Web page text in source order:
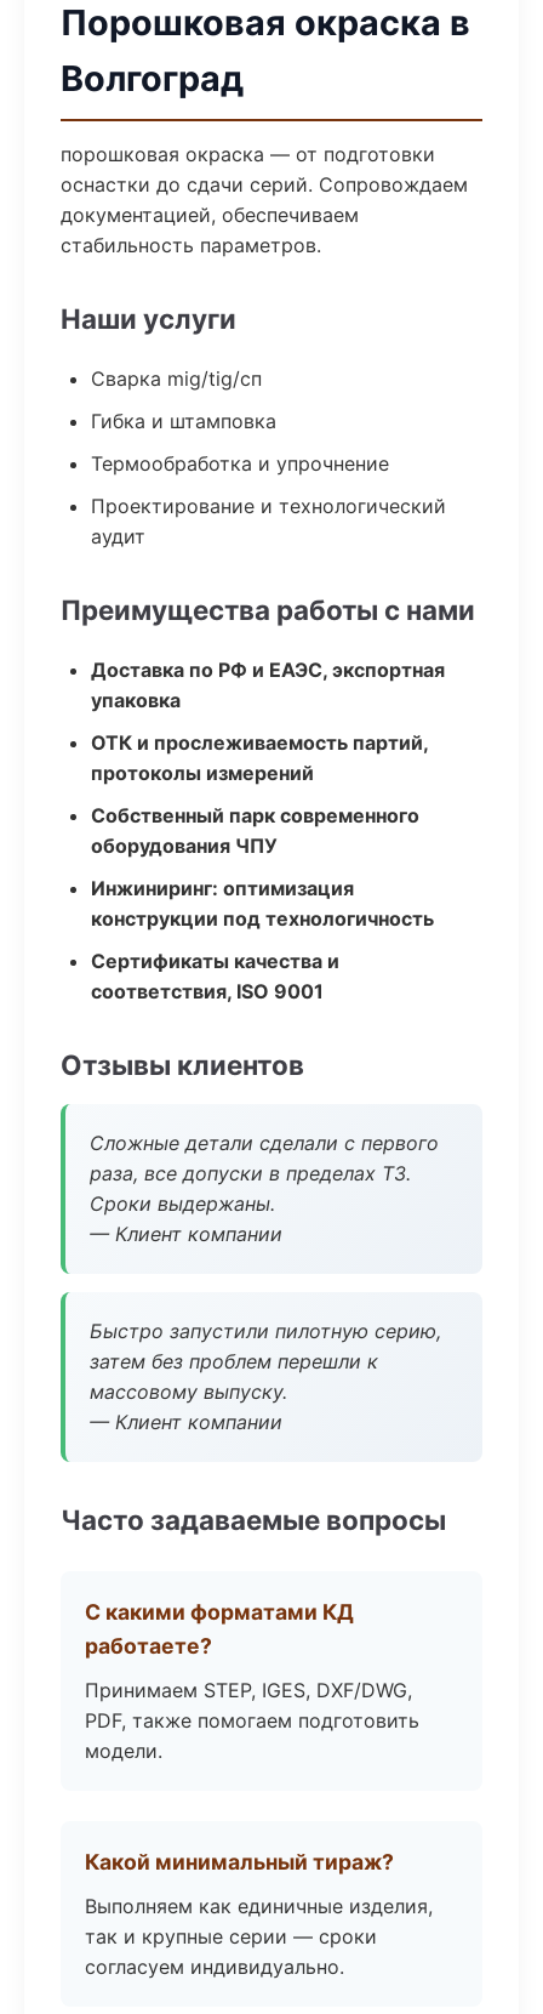
Порошковая окраска в
Волгоград
порошковая окраска — от подготовки
оснастки до сдачи серий. Сопровождаем
документацией, обеспечиваем
стабильность параметров.
Наши услуги
Сварка mig/tig/сп
Гибка и штамповка
Термообработка и упрочнение
Проектирование и технологический
аудит
Преимущества работы с нами
Доставка по РФ и ЕАЭС, экспортная
упаковка
ОТК и прослеживаемость партий,
протоколы измерений
Собственный парк современного
оборудования ЧПУ
Инжиниринг: оптимизация
конструкции под технологичность
Сертификаты качества и
соответствия, ISO 9001
Отзывы клиентов
Сложные детали сделали с первого
раза, все допуски в пределах ТЗ.
Сроки выдержаны.
— Клиент компании
Быстро запустили пилотную серию,
затем без проблем перешли к
массовому выпуску.
— Клиент компании
Часто задаваемые вопросы
С какими форматами КД
работаете?
Принимаем STEP, IGES, DXF/DWG,
PDF, также помогаем подготовить
модели.
Какой минимальный тираж?
Выполняем как единичные изделия,
так и крупные серии — сроки
согласуем индивидуально.